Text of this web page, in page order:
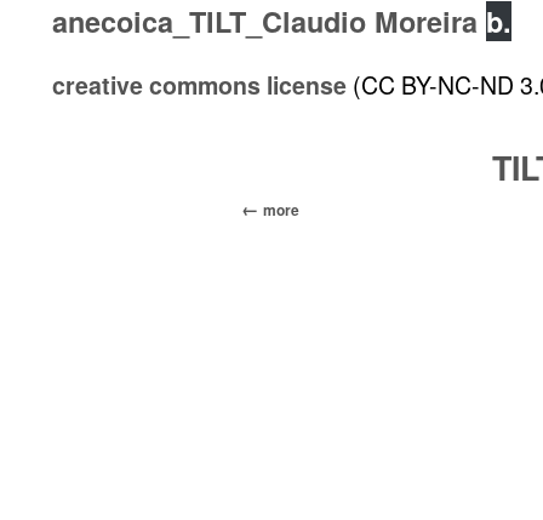
anecoica_TILT_Claudio Moreira b.
creative commons license (CC BY-NC-ND
more